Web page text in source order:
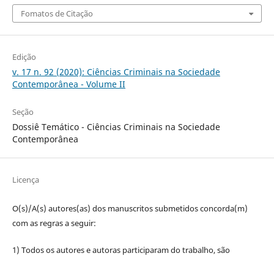
Fomatos de Citação
Edição
v. 17 n. 92 (2020): Ciências Criminais na Sociedade
Contemporânea - Volume II
Seção
Dossiê Temático - Ciências Criminais na Sociedade
Contemporânea
Licença
O(s)/A(s) autores(as) dos manuscritos submetidos concorda(m)
com as regras a seguir:
1) Todos os autores e autoras participaram do trabalho, são